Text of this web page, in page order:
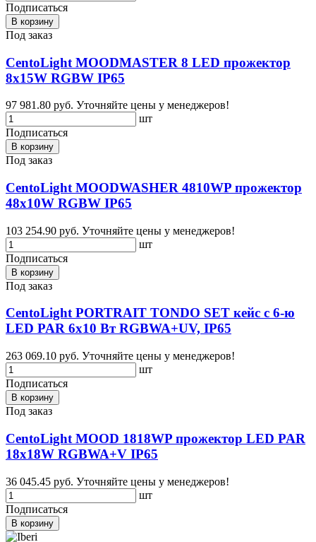
Подписаться
В корзину
Под заказ
CentoLight MOODMASTER 8 LED прожектор
8x15W RGBW IP65
97 981.80 руб. Уточняйте цены у менеджеров!
шт
Подписаться
В корзину
Под заказ
CentoLight MOODWASHER 4810WP прожектор
48x10W RGBW IP65
103 254.90 руб. Уточняйте цены у менеджеров!
шт
Подписаться
В корзину
Под заказ
CentoLight PORTRAIT TONDO SET кейс с 6-ю
LED PAR 6х10 Вт RGBWA+UV, IP65
263 069.10 руб. Уточняйте цены у менеджеров!
шт
Подписаться
В корзину
Под заказ
CentoLight MOOD 1818WP прожектор LED PAR
18x18W RGBWA+V IP65
36 045.45 руб. Уточняйте цены у менеджеров!
шт
Подписаться
В корзину